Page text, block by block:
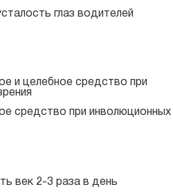
глаз водителей
и целебное средство при
средство при инволюционных
век 2-3 раза в день